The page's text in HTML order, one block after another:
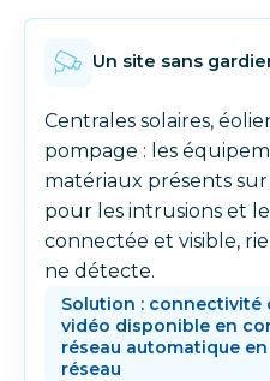
Un site sans
Centrales solaires,
pompage : les
matériaux présents sur
pour les intrusions et
connectée et visible,
ne détecte.
Solution : connectivité
vidéo disponible en
réseau automatique
réseau